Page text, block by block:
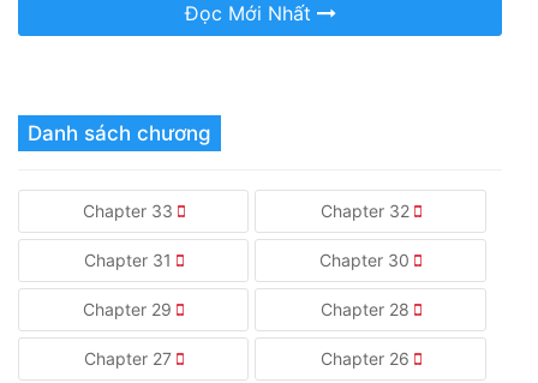
Đọc Mới Nhất
Danh sách chương
Chapter 33 Chapter 32
Chapter 31 Chapter 30
Chapter 29 Chapter 28
Chapter 27 Chapter 26